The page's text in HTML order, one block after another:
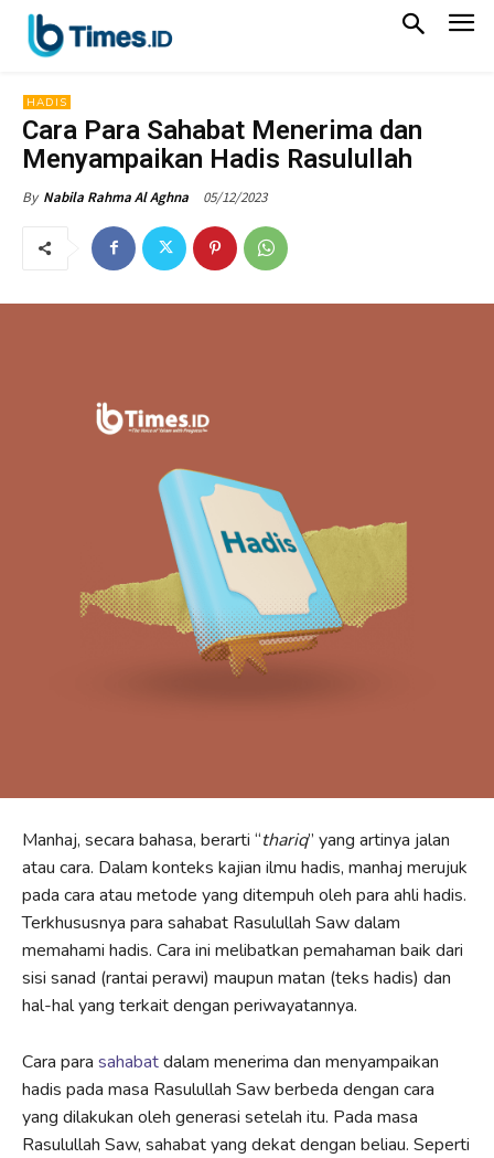
HADIS
Cara Para Sahabat Menerima dan
Menyampaikan Hadis Rasulullah
By Nabila Rahma Al Aghna 05/12/2023
Manhaj, secara bahasa, berarti “thariq” yang artinya jalan
atau cara. Dalam konteks kajian ilmu hadis, manhaj merujuk
pada cara atau metode yang ditempuh oleh para ahli hadis.
Terkhususnya para sahabat Rasulullah Saw dalam
memahami hadis. Cara ini melibatkan pemahaman baik dari
sisi sanad (rantai perawi) maupun matan (teks hadis) dan
hal-hal yang terkait dengan periwayatannya.
Cara para sahabatdalam menerima dan menyampaikan
hadis pada masa Rasulullah Saw berbeda dengan cara
yang dilakukan oleh generasi setelah itu. Pada masa
Rasulullah Saw, sahabat yang dekat dengan beliau. Seperti